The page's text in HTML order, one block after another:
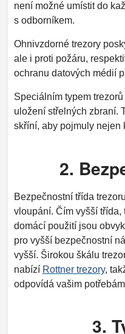
není možné umístit do
s odborníkem.
Ohnivzdorné trezory
ale i proti požáru,
ochranu datových médií
Speciálním typem
uložení střelných zbraní.
skříní, aby pojmuly nejen
2.
Bezpečnostní třída
vloupání. Čím vyšší
domácí použití jsou
pro vyšší bezpečnostní
vyšší. Širokou škálu
nabízí Rottner trezory,
odpovídá vašim
3.